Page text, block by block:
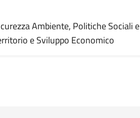
Ambiente, Politiche Sociali e
e Sviluppo Economico